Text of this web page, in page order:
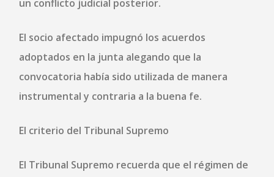
un conflicto judicial posterior.
El socio afectado impugnó los acuerdos
adoptados en la junta alegando que la
convocatoria había sido utilizada de manera
instrumental y contraria a la buena fe.
El criterio del Tribunal Supremo
El Tribunal Supremo recuerda que el régimen de